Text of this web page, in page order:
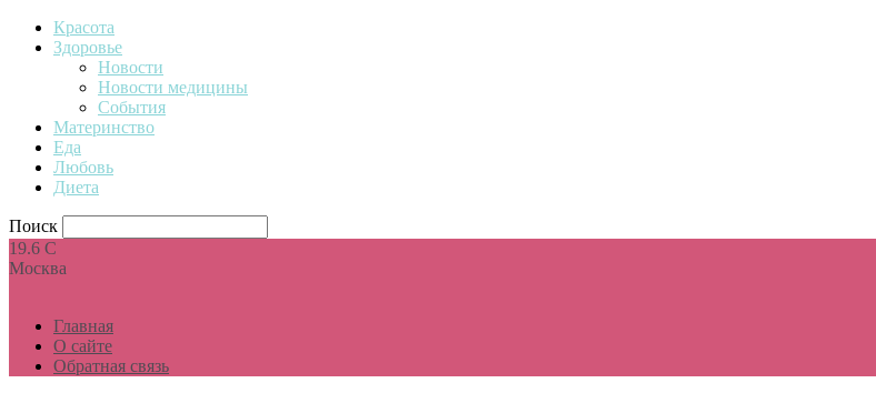
Красота
Здоровье
Новости
Новости медицины
События
Материнство
Еда
Любовь
Диета
Поиск
19.6 C
Москва
Главная
О сайте
Обратная связь